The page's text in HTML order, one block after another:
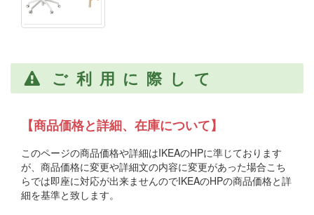
ご利用に際して
【商品価格と詳細、在庫について】
このページの商品価格や詳細はIKEAのHPに準じております
が、商品価格に変更や詳細文の内容に変更があった場合こち
らでは即座に対応が出来ませんのでIKEAのHPの商品価格と詳
細を基準と致します。